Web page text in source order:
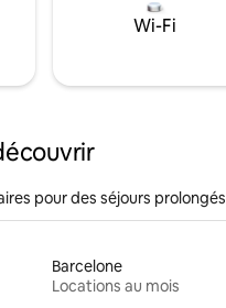
Wi-Fi
pour des séjours prolongés
Barcelone
Locations au mois